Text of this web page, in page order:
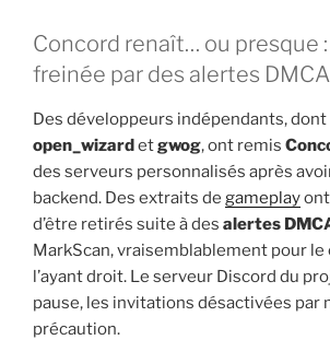
Concord renaît… ou presque
freinée par des alertes DMCA
Des développeurs indépendants, dont
open_wizardetgwog, ont remis
des serveurs personnalisés après
backend. Des extraits de gameplay
d’être retirés suite à des alertes
MarkScan, vraisemblablement pour le
l’ayant droit. Le serveur Discord du
pause, les invitations désactivées par
précaution.